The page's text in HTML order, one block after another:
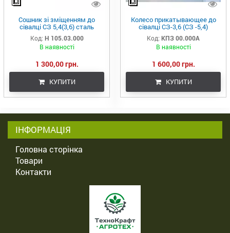
Сошник зі зміщенням до
сівалці СЗ 5,4(3,6) сталь
борированна
Код: Н 105.03.000
В наявності
1 300,00 грн.
КУПИТИ
Колесо прикатывающее до
сівалці СЗ-3,6 (СЗ -5,4)
(сошник без зміщення)
Код: КПЗ 00.000А
В наявності
1 600,00 грн.
КУПИТИ
ІНФОРМАЦІЯ
Головна сторінка
Товари
Контакти